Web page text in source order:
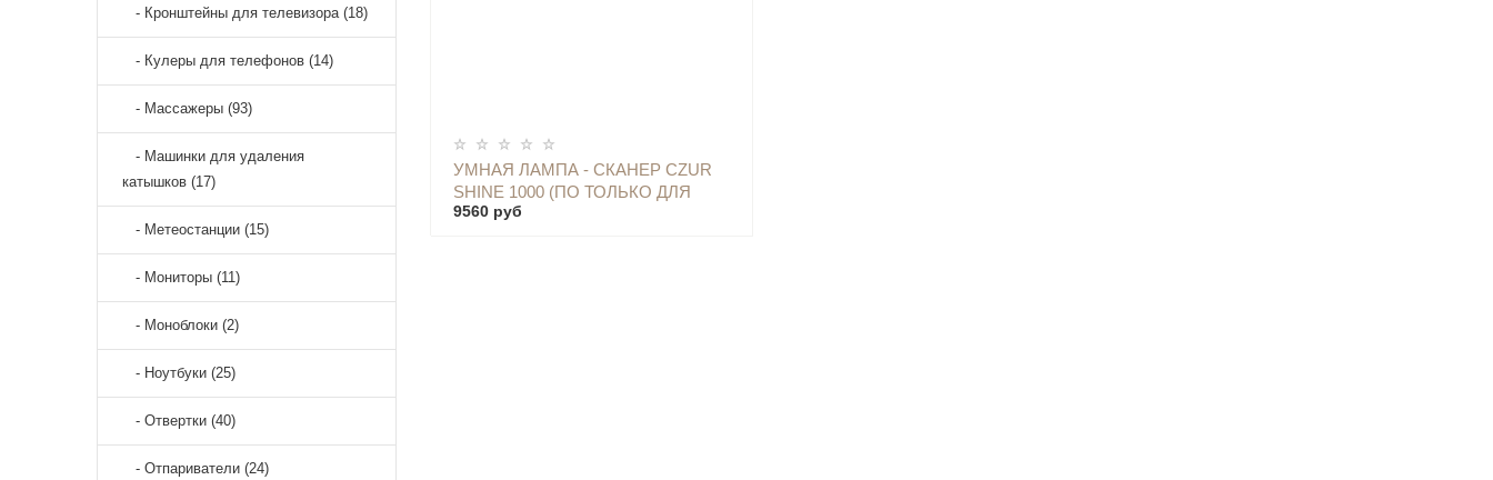
- Кронштейны для телевизора (18)
- Кулеры для телефонов (14)
- Массажеры (93)
- Машинки для удаления
катышков (17)
- Метеостанции (15)
- Мониторы (11)
- Моноблоки (2)
- Ноутбуки (25)
- Отвертки (40)
- Отпариватели (24)
УМНАЯ ЛАМПА - СКАНЕР CZUR
SHINE 1000 (ПО ТОЛЬКО ДЛЯ
WINDOWS) ЧЁРНАЯ
9560 руб
ОПОВЕСТИТЬ